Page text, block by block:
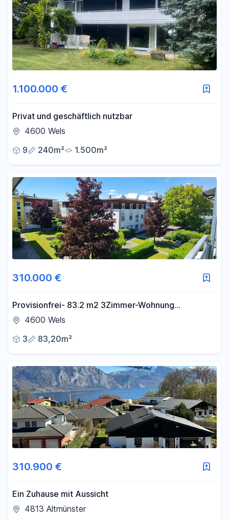
1.100.000 €
Privat und geschäftlich nutzbar
4600 Wels
9
240m² 1.500m²
310.000 €
Provisionfrei- 83.2 m2 3Zimmer-Wohnung
Solaranlage,Loggia-2 Garage
4600 Wels
3
83,20m²
310.900 €
Ein Zuhause mit Aussicht
4813 Altmünster